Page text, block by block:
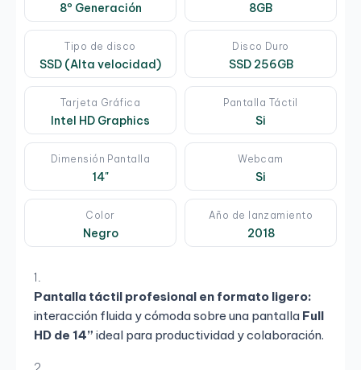
8º Generación 8GB
Tipo de disco
SSD (Alta velocidad)
Disco Duro
SSD 256GB
Tarjeta Gráfica
Intel HD Graphics
Pantalla Táctil
Si
Dimensión Pantalla
14"
Webcam
Si
Color
Negro
Año de lanzamiento
2018
Pantalla táctil profesional en formato ligero:
interacción fluida y cómoda sobre una pantalla Full
HD de 14” ideal para productividad y colaboración.